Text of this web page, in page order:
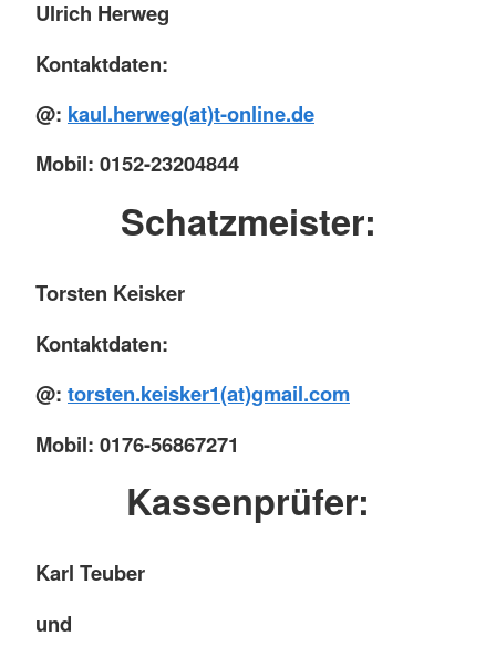
Ulrich Herweg
Kontaktdaten:
@: kaul.herweg(at)t-online.de
Mobil: 0152-23204844
Schatzmeister:
Torsten Keisker
Kontaktdaten:
@: torsten.keisker1(at)gmail.com
Mobil: 0176-56867271
Kassenprüfer:
Karl Teuber
und